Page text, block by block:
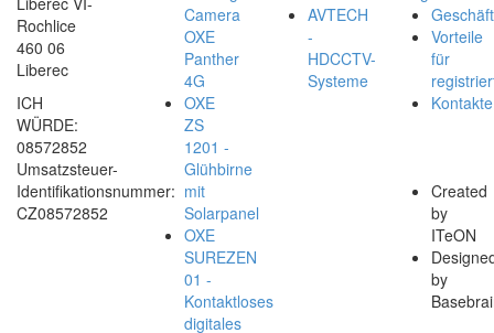
Rochlice
460 06
Liberec
ICH
WÜRDE:
08572852
Umsatzsteuer-
Identifikationsnummer:
CZ08572852
Camera
OXE
Panther
4G
OXE
ZS
1201 -
Glühbirne
mit
Solarpanel
OXE
SUREZEN
01 -
Kontaktloses
digitales
AVTECH
-
HDCCTV-
Systeme
Vorteile
für
Kontakte
Created
by
ITeON
by